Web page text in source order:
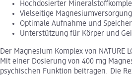
Hochdosierter
Vielseitige Magnesiumversorgung
Optimale Aufnahme und
Unterstützung für Körper und
Der Magnesium Komplex von
Mit einer Dosierung von 400 mg
psychischen Funktion beitragen. Die